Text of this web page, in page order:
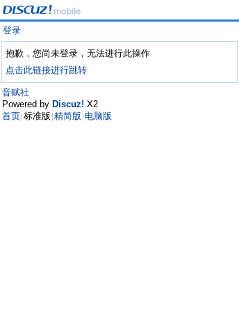
登录
抱歉，您尚未登录，无法进行此操作
点击此链接进行跳转
音赋社
Powered by Discuz! X2
首页 标准版 精简版 电脑版